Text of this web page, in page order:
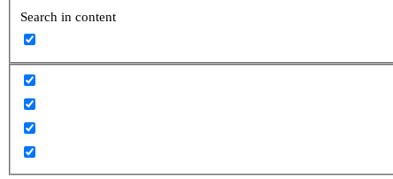
Search in content